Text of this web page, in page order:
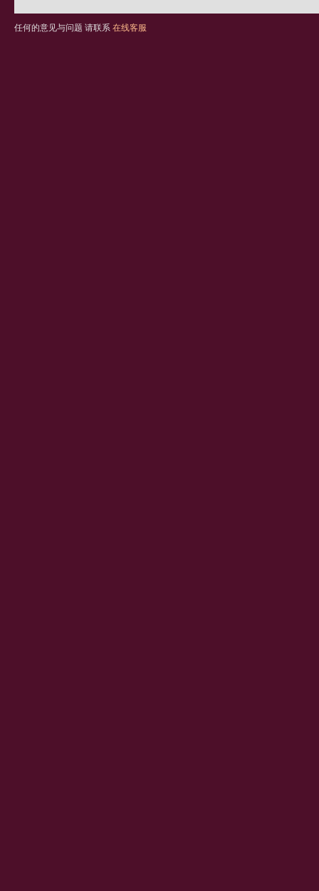
任何的意见与问题 请联系 在线客服